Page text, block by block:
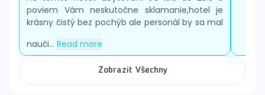
internetová kaviareň (za poplatok)
práčovňa (za poplatok)
obchody
konferenčná miestnosť
bazén (lehátka, slnečníky a osušky zadarmo)
detský bazén
tobogány
poviem Vám neskutočne sklamanie,hotel je
krásny čistý bez pochýb ale personál by sa mal
nauči... Read more
Zobrazit Všechny